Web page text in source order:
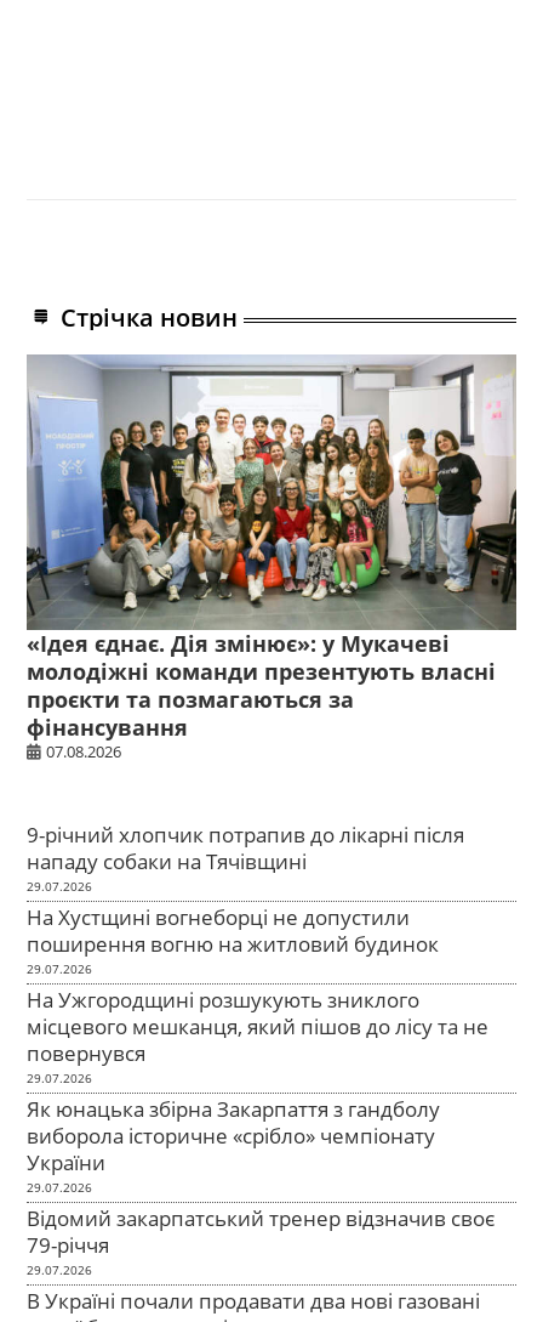
Стрічка новин
«Ідея єднає. Дія змінює»: у Мукачеві
молодіжні команди презентують власні
проєкти та позмагаються за
фінансування
07.08.2026
9-річний хлопчик потрапив до лікарні після
нападу собаки на Тячівщині
29.07.2026
На Хустщині вогнеборці не допустили
поширення вогню на житловий будинок
29.07.2026
На Ужгородщині розшукують зниклого
місцевого мешканця, який пішов до лісу та не
повернувся
29.07.2026
Як юнацька збірна Закарпаття з гандболу
виборола історичне «срібло» чемпіонату
України
29.07.2026
Відомий закарпатський тренер відзначив своє
79-річчя
29.07.2026
В Україні почали продавати два нові газовані